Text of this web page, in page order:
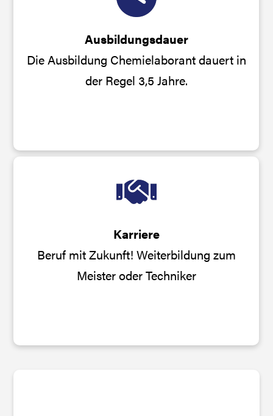
Ausbildungsdauer
Die Ausbildung Chemielaborant dauert in
der Regel 3,5 Jahre.
Karriere
Beruf mit Zukunft! Weiterbildung zum
Meister oder Techniker